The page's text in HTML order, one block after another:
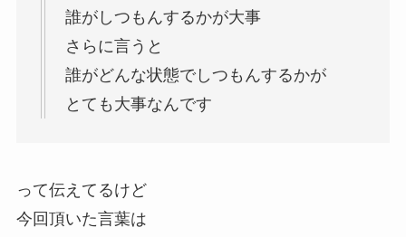
誰がしつもんするかが大事
さらに言うと
誰がどんな状態でしつもんするかが
とても大事なんです
って伝えてるけど
今回頂いた言葉は